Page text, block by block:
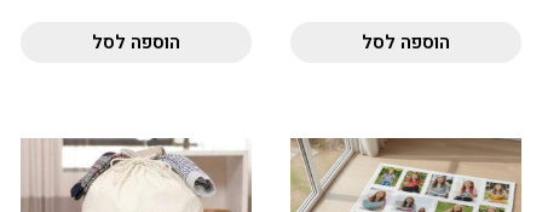
הוספה לסל הוספה לסל